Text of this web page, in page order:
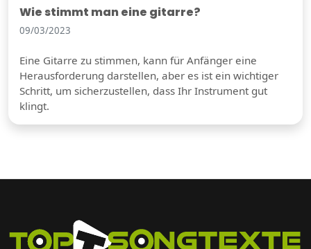
Wie stimmt man eine gitarre?
09/03/2023
Eine Gitarre zu stimmen, kann für Anfänger eine
Herausforderung darstellen, aber es ist ein wichtiger
Schritt, um sicherzustellen, dass Ihr Instrument gut
klingt.